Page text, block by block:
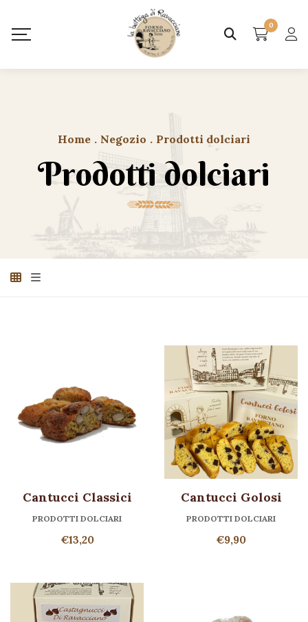
0
Home . Negozio . Prodotti dolciari
Prodotti dolciari
Cantucci Classici
PRODOTTI DOLCIARI
€13,20
Cantucci Golosi
PRODOTTI DOLCIARI
€9,90